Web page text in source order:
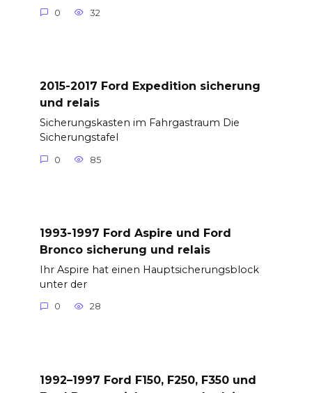
0 32
2015-2017 Ford Expedition sicherung
und relais
Sicherungskasten im Fahrgastraum Die
Sicherungstafel
0 85
1993-1997 Ford Aspire und Ford
Bronco sicherung und relais
Ihr Aspire hat einen Hauptsicherungsblock
unter der
0 28
1992–1997 Ford F150, F250, F350 und